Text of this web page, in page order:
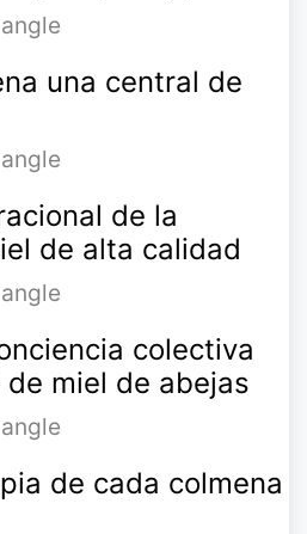
una central de
de la
de alta calidad
colectiva
de miel de abejas
de cada colmena